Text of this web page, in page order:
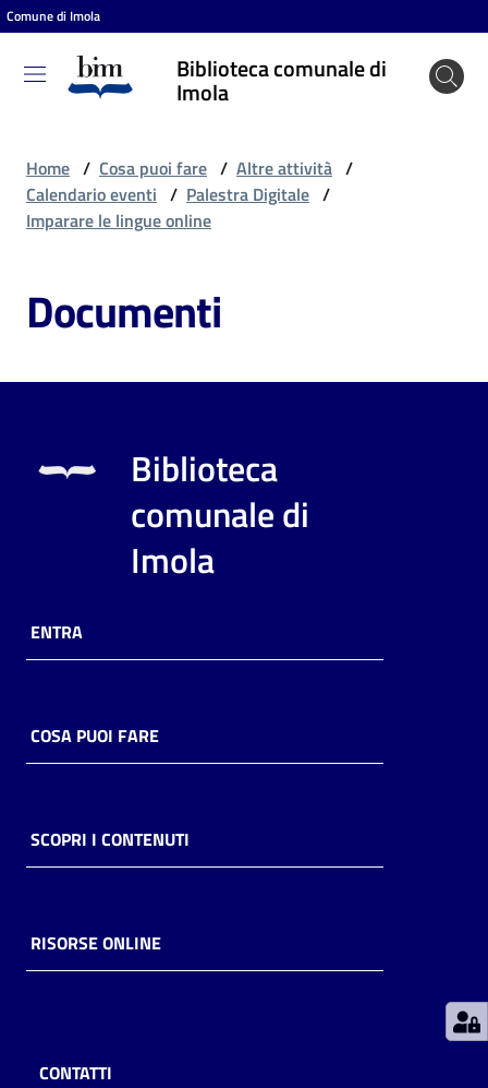
Vai al contenuto
Vai alla navigazione
Vai al footer
Comune di Imola
Biblioteca comunale di
Imola
Biblioteca
comunale
Cosa
fare
Scopri
online
Piani
Decentrate
Home / Cosa puoi fare / Altre attività /
Calendario eventi / Palestra Digitale /
Imparare le lingue online
Documenti
Biblioteca
comunale di
Imola
ENTRA
COSA PUOI FARE
SCOPRI I CONTENUTI
RISORSE ONLINE
CONTATTI